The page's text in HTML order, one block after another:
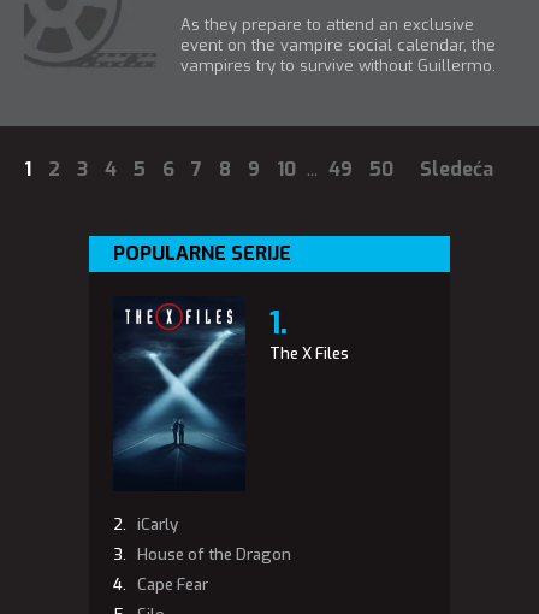
As they prepare to attend an exclusive
event on the vampire social calendar, the
vampires try to survive without Guillermo.
1 2 3 4 5 6 7 8 9 10 ... 49 50 Sledeća
POPULARNE SERIJE
The X Files
iCarly
House of the Dragon
Cape Fear